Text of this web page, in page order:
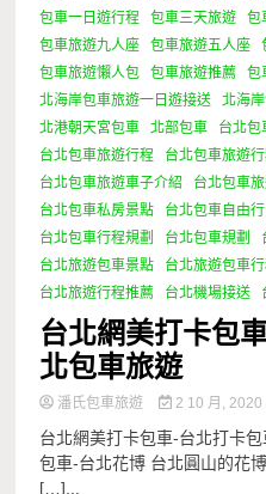
包車一日遊行程
包車三天旅遊 包
包車旅遊九人座
包車旅遊五人座
包車旅遊懶人包
包車旅遊推薦
包
北海岸包車旅遊一日遊接送
北海
北港朝天宮包車
北部包車 台北包
台北包車旅遊行程
台北包車旅遊
台北包車旅遊車子介紹
台北包車
台北包車私房景點
台北包車自由行
台北包車行程規劃
台北包車規劃
台北旅遊包車景點
台北旅遊包車
台北旅遊行程推薦
台北機場接送
台北網美打卡包
北包車旅遊
潘氏包車旅遊 2 10 月, 2020
台北網美打卡包車-台北打卡
包車-台北花博 台北圓山的花
[…]...